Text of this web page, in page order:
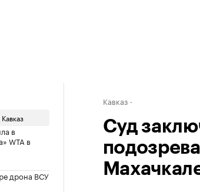
Кавказ
в
WTA в
дрона ВСУ
Кавказ
Суд